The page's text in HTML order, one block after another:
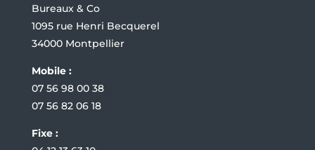
Bureaux & Co
1095 rue Henri Becquerel
34000 Montpellier
Mobile :
07 56 98 00 38
07 56 82 06 18
Fixe :